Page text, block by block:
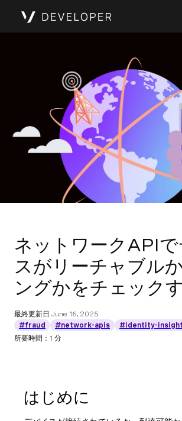
ネットワークAPIで
スがリーチャブル
ングかをチェック
最終更新日 June 16, 2025
#fraud
#network-apis
#identity-
所要時間：1 分
はじめに